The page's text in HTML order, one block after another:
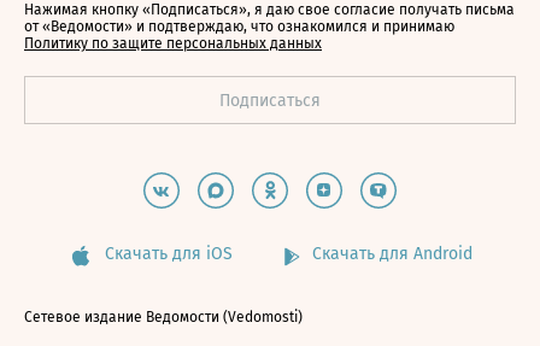
Нажимая кнопку «Подписаться», я даю свое согласие получать письма
от «Ведомости» и подтверждаю, что ознакомился и принимаю
Политику по защите персональных данных
Скачать для iOS Скачать для Android
Сетевое издание Ведомости (Vedomosti)